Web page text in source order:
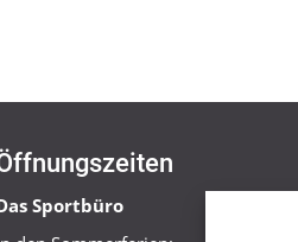
Sportbüro